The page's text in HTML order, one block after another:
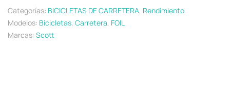
Categorías: BICICLETAS DE CARRETERA, Rendimiento
Modelos: Bicicletas, Carretera, FOIL
Marcas: Scott